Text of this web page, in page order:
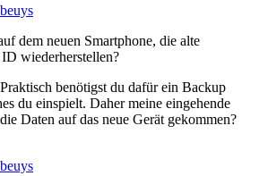
dem neuen Smartphone, die alte
ID wiederherstellen?
benötigst du dafür ein Backup
du einspielt. Daher meine eingehende
Daten auf das neue Gerät gekommen?